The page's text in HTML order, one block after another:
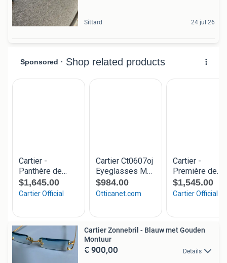
Sittard 24 jul 26
Cartier Zonnebril - Blauw met Gouden
Montuur
€ 900,00 Details